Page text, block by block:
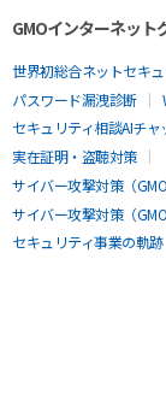
GMOインターネット
世界初総合ネットセキュ
パスワード漏洩診断
セキュリティ相談AIチャ
実在証明・盗聴対策
サイバー攻撃対策（
サイバー攻撃対策（GMO
セキュリティ事業の軌跡